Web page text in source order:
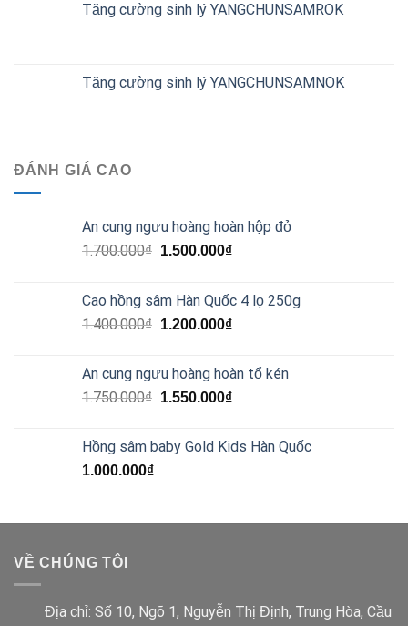
Tăng cường sinh lý YANGCHUNSAMROK
Tăng cường sinh lý YANGCHUNSAMNOK
ĐÁNH GIÁ CAO
An cung ngưu hoàng hoàn hộp đỏ
1.700.000₫ 1.500.000₫
Cao hồng sâm Hàn Quốc 4 lọ 250g
1.400.000₫ 1.200.000₫
An cung ngưu hoàng hoàn tổ kén
1.750.000₫ 1.550.000₫
Hồng sâm baby Gold Kids Hàn Quốc
1.000.000₫
VỀ CHÚNG TÔI
Địa chỉ: Số 10, Ngõ 1, Nguyễn Thị Định, Trung Hòa, Cầu